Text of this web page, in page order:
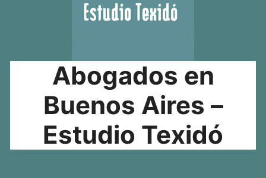
Abogados en
Buenos Aires –
Estudio Texidó